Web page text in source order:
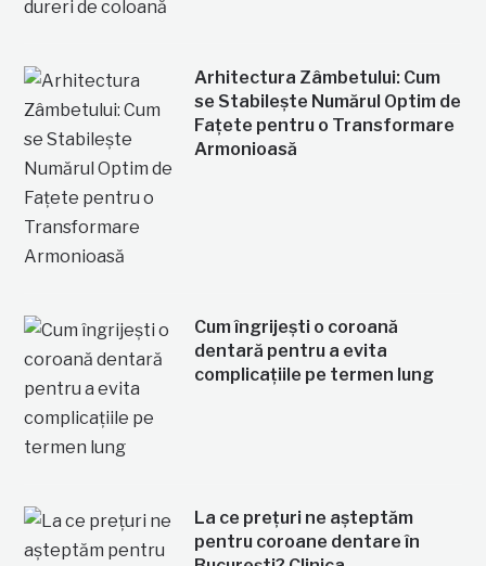
Arhitectura Zâmbetului: Cum
se Stabilește Numărul Optim de
Fațete pentru o Transformare
Armonioasă
Cum îngrijești o coroană
dentară pentru a evita
complicațiile pe termen lung
La ce prețuri ne așteptăm
pentru coroane dentare în